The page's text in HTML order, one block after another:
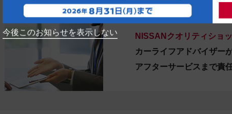
NISSANクオリティショ
カーライフアドバイザー
アフターサービスまで責
今後このお知らせを表示しない